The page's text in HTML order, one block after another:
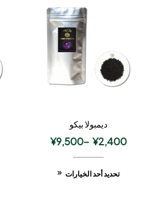
ديمبولا بيكو
¥2,400
–
¥9,500
تحديد أحد الخيارات